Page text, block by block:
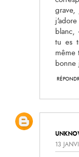
blanc,
tu es
même
bonne
13